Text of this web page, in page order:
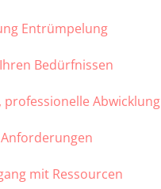
Entrümpelung
Bedürfnissen
Abwicklung
mit Ressourcen